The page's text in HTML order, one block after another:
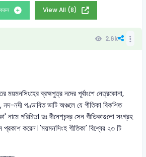
করুন View All (8)
2.6k
ময়মনসিংহের ব্রহ্মপুত্র নদের পূর্বাংশে নেত্রকোনা,
নদী পণ্ডাবিত ভাটি অঞ্চলে যে গীতিকা বিকশিত
নামে পরিচিত। ডঃ দীনেশচন্দ্র সেন গীতিকাগুলো সংগ্রহ
প্রকাশ করেন। 'ময়মনসিংহ গীতিকা' বিশ্বের ২৩ টি